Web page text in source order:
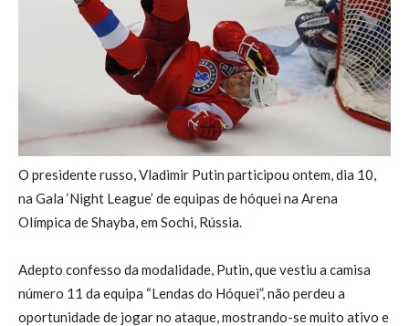
O presidente russo, Vladimir Putin participou ontem, dia 10,
na Gala ‘Night League’ de equipas de hóquei na Arena
Olímpica de Shayba, em Sochi, Rússia.
Adepto confesso da modalidade, Putin, que vestiu a camisa
número 11 da equipa “Lendas do Hóquei”, não perdeu a
oportunidade de jogar no ataque, mostrando-se muito ativo e